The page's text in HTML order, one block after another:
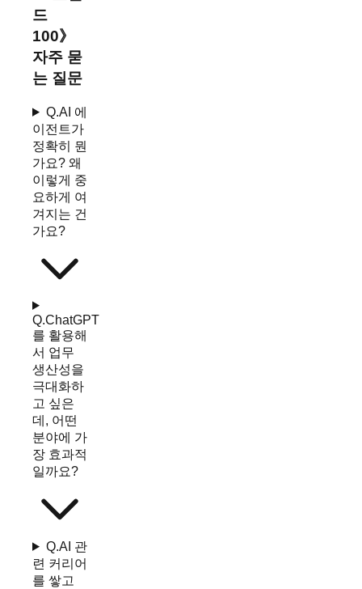
드
100》
자주 묻
는 질문
Q.AI 에
이전트가
정확히 뭔
가요? 왜
이렇게 중
요하게 여
겨지는 건
가요?
Q.ChatGPT
를 활용해
서 업무
생산성을
극대화하
고 싶은
데, 어떤
분야에 가
장 효과적
일까요?
Q.AI 관
련 커리어
를 쌓고